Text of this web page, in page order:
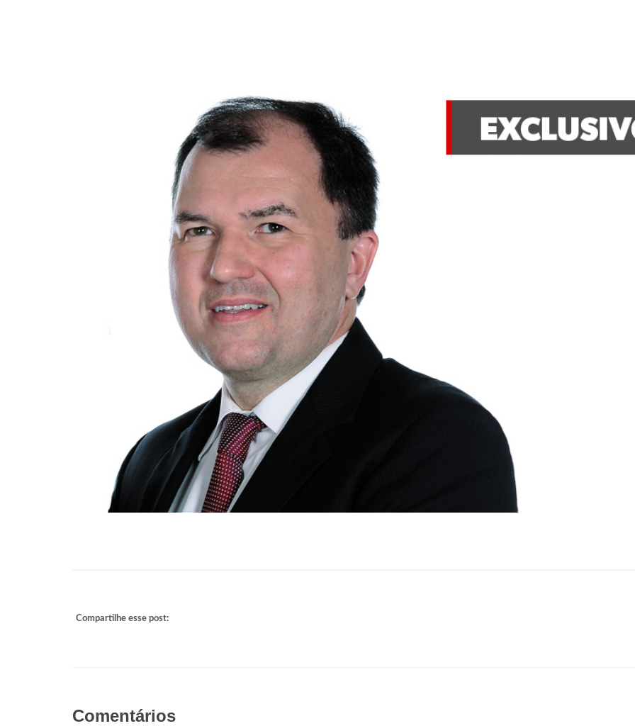
Compartilhe esse post:
Comentários